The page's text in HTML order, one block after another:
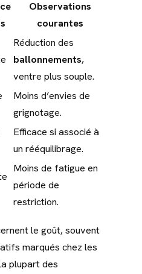
Observations
courantes
Réduction des
ballonnements,
ventre plus souple.
Moins d’envies de
grignotage.
Efficace si associé à
un rééquilibrage.
Moins de fatigue en
période de
restriction.
le goût, souvent
marqués chez les
plupart des